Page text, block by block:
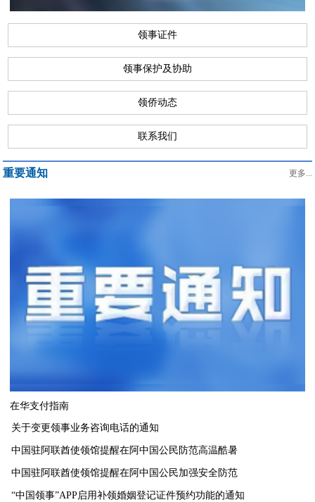
领事证件
领事保护及协助
领侨动态
联系我们
重要通知 更多...
在华支付指南
关于变更领事业务咨询电话的通知
中国驻阿联酋使领馆提醒在阿中国公民防范高温酷暑
中国驻阿联酋使领馆提醒在阿中国公民加强安全防范
“中国领事”APP启用补领婚姻登记证件预约功能的通知